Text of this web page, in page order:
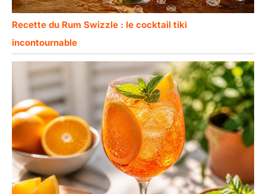
Recette du Rum Swizzle : le cocktail tiki
incontournable